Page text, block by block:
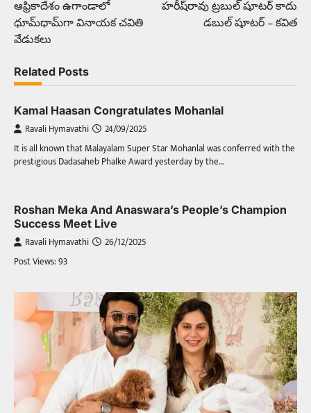
navigation
ఆఫ్రికాదేశం ఉగాండాలో
ధూమ్‌ధామ్‌గా వినాయక చవితి
వేడుకలు
హరీష్‌రావు ట్రబుల్‌ షూటర్‌ కాదు
డబుల్‌ షూటర్‌ – కవిత
Related Posts
Kamal Haasan Congratulates Mohanlal
Ravali Hymavathi 24/09/2025
It is all known that Malayalam Super Star Mohanlal was conferred with the
prestigious Dadasaheb Phalke Award yesterday by the…
Roshan Meka And Anaswara’s People’s Champion
Success Meet Live
Ravali Hymavathi 26/12/2025
Post Views: 93